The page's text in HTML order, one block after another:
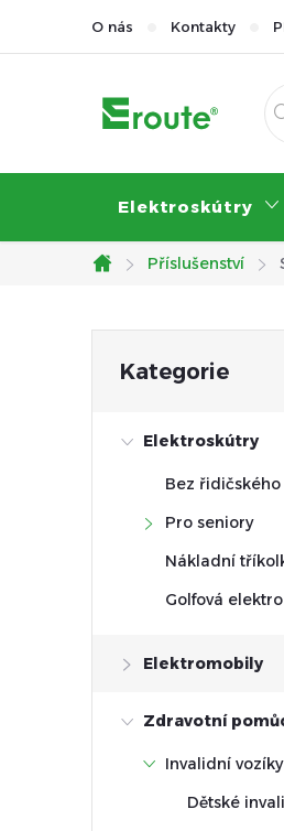
O nás Kontakty
Elektroskútry
Domů
Příslušenství
kategorie
Kategorie
Elektroskútry
Bez
Pro seniory
Nákladní
Golfová
Elektromobily
Zdravotní
Invalidní vozíky
Dětské